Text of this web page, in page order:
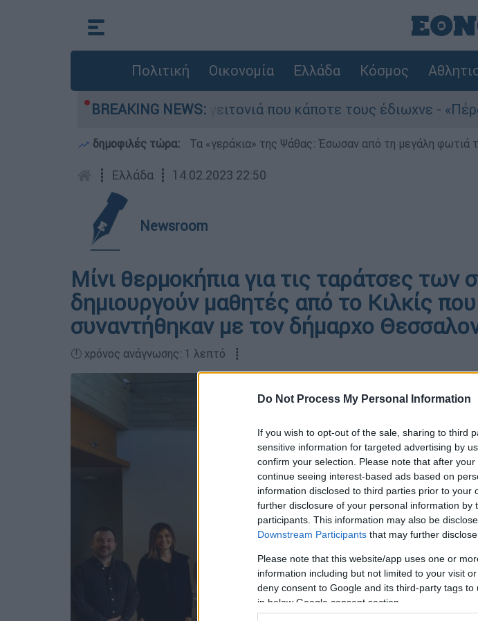
Do Not Process My Personal Information
If you wish to opt-out of the sale, sharing to third
sensitive information for targeted advertising by
confirm your selection. Please note that after
continue seeing interest-based ads based on
information disclosed to third parties prior to
further disclosure of your personal information by
participants. This information may also be
Downstream Participants that may further
Please note that this website/app uses one or
information including but not limited to your visit
deny consent to Google and its third-party tags
in below Google consent section.
Πολιτική Οικονομία Ελλάδα Κόσμος
BREAKING NEWS:
από τη μεγάλη φωτιά τη γειτονιά που κάποτε τους έδιωχνε - «Πέρασε
δημοφιλές τώρα: Τα «γεράκια» της Ψάθας: Έσωσαν από τη μεγάλη φωτιά
┋ Ελλάδα ┋ 14.02.2023 22:50
Newsroom
Μίνι θερμοκήπια για τις ταράτσες των
δημιουργούν μαθητές από το Κιλκίς που
συναντήθηκαν με τον δήμαρχο
🕛 χρόνος ανάγνωσης: 1 λεπτό ┋